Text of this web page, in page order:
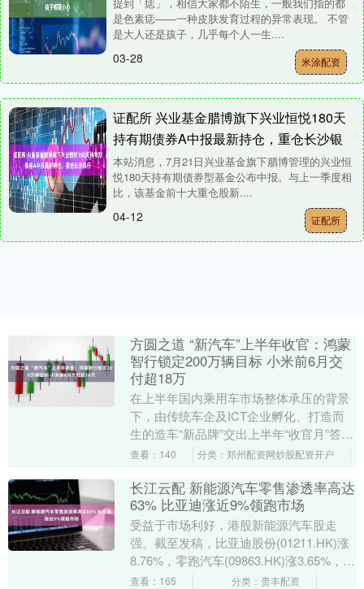
提到「痣」，相信大家都不陌生，一般我们指的都
是色素痣——一种皮肤发育过程的异常表现。 不管
是大人还是孩子，几乎每个人一生....
03-28 米涂配资
证配所 兴业基金腊博旗下兴业恒悦180天
持有期债券A中报最新持仓，重仓长沙银
行
本站消息，7月21日兴业基金旗下腊博管理的兴业恒
悦180天持有期债券型基金公布中报。与上一季度相
比，该基金前十大重仓股新....
04-12 证配所
方圆之道 “新汽车”上半年收官：鸿蒙
智行锁定200万辆目标 小米前6月交
付超18万
在上半年国内乘用车市场整体承压的背景
下，由传统车企及ICT企业孵化、打造而
生的造车“新品牌”交出上半年“收官月”答
卷。其中，鸿蒙智行、小米汽车、极氪等
查看：140 分类：郑州配资网炒股配资开户
长江云配 新能源汽车零售渗透率高达
63% 比亚迪涨近9%领跑市场
受益于市场利好，港股新能源汽车股走
强。截至发稿，比亚迪股份(01211.HK)涨
8.76%，零跑汽车(09863.HK)涨3.65%，理
想汽车-W(02015.....
查看：165 分类：贵丰配资